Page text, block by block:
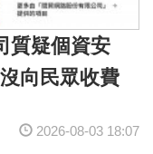
質疑個資安
向民眾收費
2026-08-03 18:07